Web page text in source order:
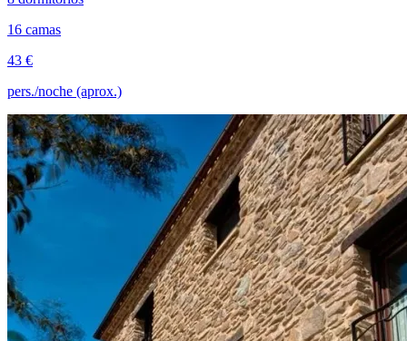
16 camas
43 €
pers./noche (aprox.)